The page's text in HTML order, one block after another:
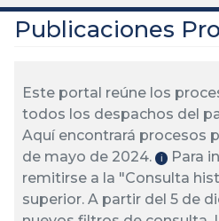
Publicaciones
Este portal reúne los
todos los despachos del
Aquí encontrará procesos
de mayo de 2024.
ℹ️
Para
remitirse a la "Consulta
superior. A partir del 5 de